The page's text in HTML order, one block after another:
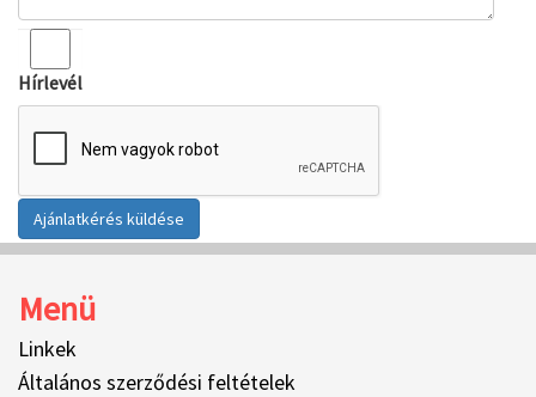
Hírlevél
Menü
Linkek
Általános szerződési feltételek